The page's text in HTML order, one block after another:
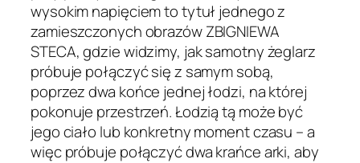
wysokim napięciem to tytuł jednego z
zamieszczonych obrazów ZBIGNIEWA
STECA, gdzie widzimy, jak samotny żeglarz
próbuje połączyć się z samym sobą,
poprzez dwa końce jednej łodzi, na której
pokonuje przestrzeń. Łodzią tą może być
jego ciało lub konkretny moment czasu – a
więc próbuje połączyć dwa krańce arki, aby